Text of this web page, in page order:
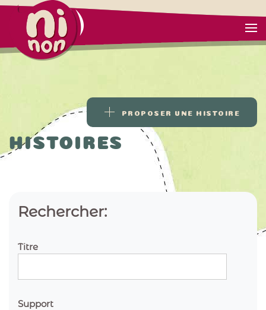
PROPOSER UNE HISTOIRE
HISTOIRES
Rechercher:
Titre
Support